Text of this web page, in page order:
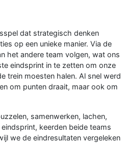
dat strategisch denken
op een unieke manier. Via de
het andere team volgen, wat ons
eindsprint in te zetten om onze
trein moesten halen. Al snel werd
om punten draait, maar ook om
samenwerken, lachen,
keerden beide teams
we de eindresultaten vergeleken